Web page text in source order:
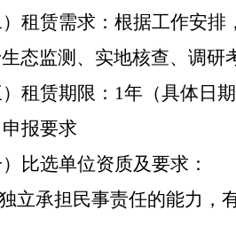
租赁需求：根据工作安排
生态监测 、 实地核查、 调研
租赁期限： 1年（具体日
报要求
）比选单位资质及要求：
立承担民事责任的能力，